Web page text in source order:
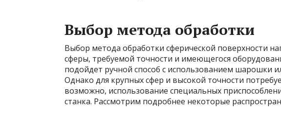
Выбор метода обработки
Выбор метода обработки сферической поверхности
сферы, требуемой точности и имеющегося
подойдет ручной способ с использованием шарошки
Однако для крупных сфер и высокой точности
возможно, использование специальных
станка. Рассмотрим подробнее некоторые